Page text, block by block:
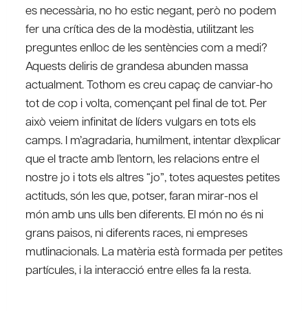
es necessària, no ho estic negant, però no podem
fer una crítica des de la modèstia, utilitzant les
preguntes enlloc de les sentències com a medi?
Aquests deliris de grandesa abunden massa
actualment. Tothom es creu capaç de canviar-ho
tot de cop i volta, començant pel final de tot. Per
això veiem infinitat de líders vulgars en tots els
camps. I m’agradaria, humilment, intentar d’explicar
que el tracte amb l’entorn, les relacions entre el
nostre jo i tots els altres “jo”, totes aquestes petites
actituds, són les que, potser, faran mirar-nos el
món amb uns ulls ben diferents. El món no és ni
grans paisos, ni diferents races, ni empreses
mutlinacionals. La matèria està formada per petites
partícules, i la interacció entre elles fa la resta.